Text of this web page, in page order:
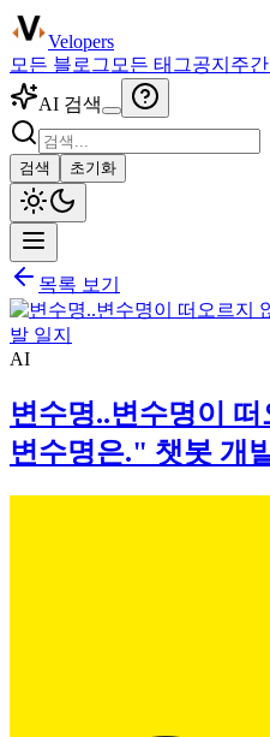
Velopers
모든 블로그 모든 태그공지 주
AI 검색
검색 초기화
목록 보기
AI
변수명..변수명이
변수명은." 챗봇 개